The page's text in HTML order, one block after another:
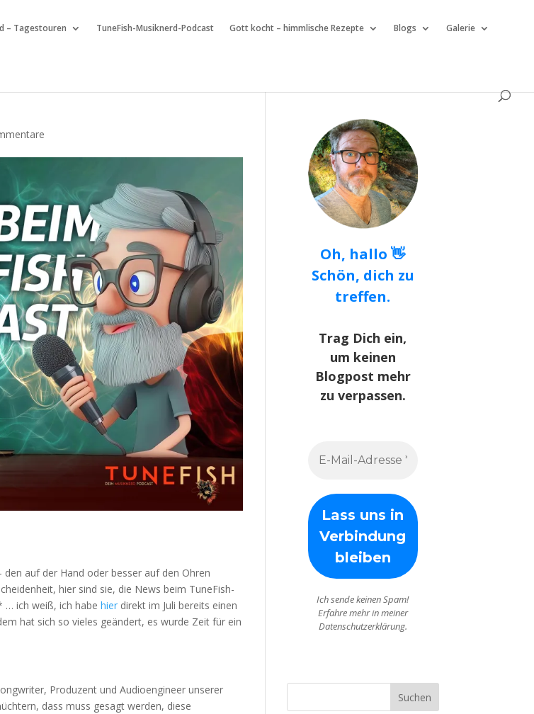
– Tagestouren TuneFish-Musiknerd-Podcast Gott kocht – himmlische Rezepte Blogs Galerie
auf der Hand oder besser auf den Ohren
hier sind sie, die News beim TuneFish-
… ich weiß, ich habehier direkt im Juli bereits einen
hat sich so vieles geändert, es wurde Zeit für ein
Produzent und Audioengineer unserer
dass muss gesagt werden, diese
Oh, hallo 👋
Schön, dich zu
treffen.
Trag Dich ein,
um keinen
Blogpost mehr
zu verpassen.
Ich sende keinen Spam!
Erfahre mehr in meiner
Datenschutzerklärung.